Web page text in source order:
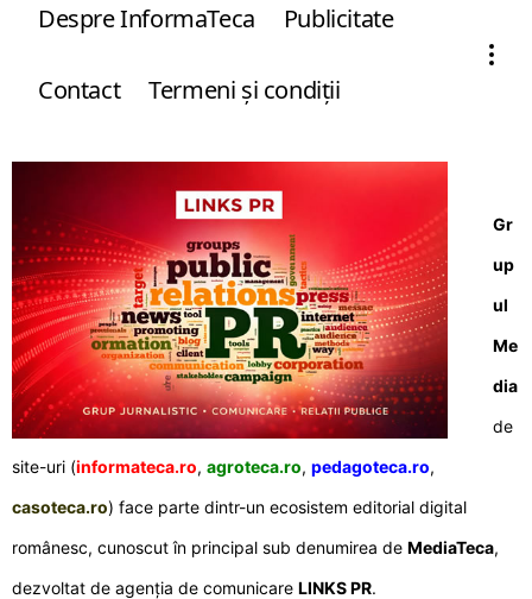
Despre InformaTeca Publicitate
Contact Termeni şi condiţii
Gr
up
ul
Me
dia
de
site-uri (informateca.ro, agroteca.ro, pedagoteca.ro,
casoteca.ro) face parte dintr-un ecosistem editorial digital
românesc, cunoscut în principal sub denumirea de MediaTeca,
dezvoltat de agenția de comunicare LINKS PR.